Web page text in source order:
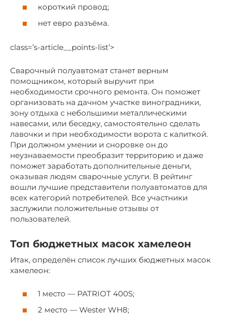
короткий провод;
нет евро разъёма.
class=’s-article__points-list’>
Сварочный полуавтомат станет верным
помощником, который выручит при
необходимости срочного ремонта. Он поможет
организовать на дачном участке виноградники,
зону отдыха с небольшими металлическими
навесами, или беседку, самостоятельно сделать
лавочки и при необходимости ворота с калиткой.
При должном умении и сноровке он до
неузнаваемости преобразит территорию и даже
поможет заработать дополнительные деньги,
оказывая людям сварочные услуги. В рейтинг
вошли лучшие представители полуавтоматов для
всех категорий потребителей. Все участники
заслужили положительные отзывы от
пользователей.
Топ бюджетных масок хамелеон
Итак, определён список лучших бюджетных масок
хамелеон:
1 место — PATRIOT 400S;
2 место — Wester WH8;